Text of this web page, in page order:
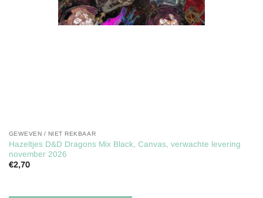
GEWEVEN / NIET REKBAAR
Hazeltjes D&D Dragons Mix Black, Canvas, verwachte levering
november 2026
€2,70